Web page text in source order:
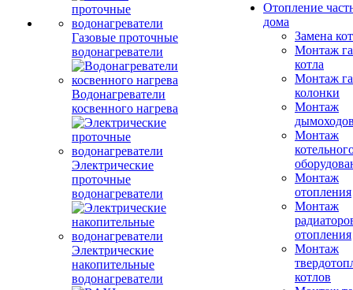
Газовые проточные
водонагреватели
Водонагреватели
косвенного нагрева
Электрические
проточные
водонагреватели
Электрические
накопительные
водонагреватели
Отопление
дома
Замена
Монтаж
котла
Монтаж
колонки
Монтаж
Монтаж
Монтаж
отопления
Монтаж
отопления
Монтаж
котлов